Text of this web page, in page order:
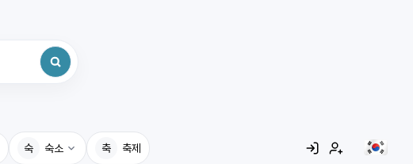
숙 숙소 축 축제